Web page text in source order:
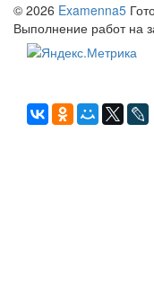
© 2026 Examenna5
Выполнение работ на